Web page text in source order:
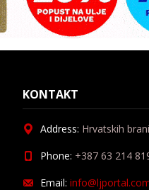
KONTAKT
Address: Hrvatskih
Phone: +387 63 214
Email: